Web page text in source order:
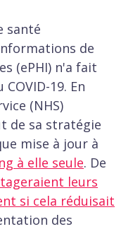
santé
de
(ePHI) n'a fait
19. En
(NHS)
de sa stratégie
mise à jour à
à elle seule. De
leurs
si cela réduisait
des